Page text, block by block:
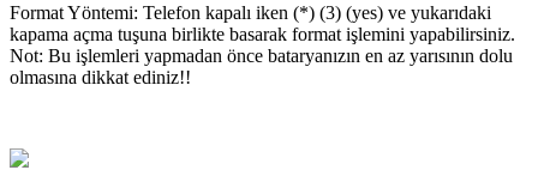
Format Yöntemi: Telefon kapalı iken (*) (3) (yes) ve yukarıdaki
kapama açma tuşuna birlikte basarak format işlemini yapabilirsiniz.
Not: Bu işlemleri yapmadan önce bataryanızın en az yarısının dolu
olmasına dikkat ediniz!!